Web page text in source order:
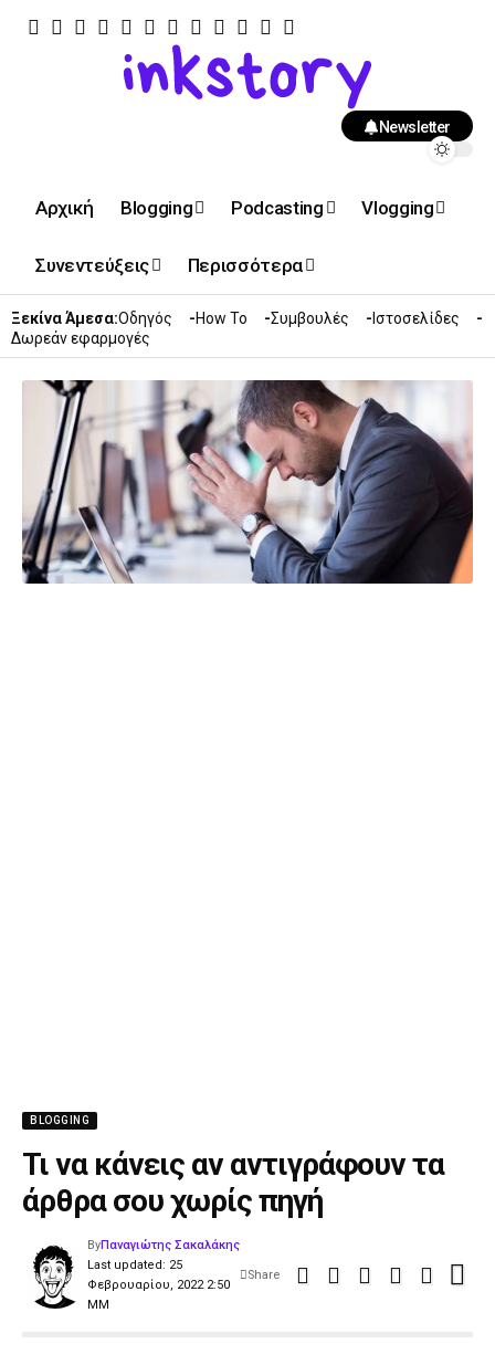
Newsletter
Αρχική Blogging Podcasting Vlogging
Συνεντεύξεις Περισσότερα
Ξεκίνα Άμεσα:Οδηγός How To Συμβουλές
Ιστοσελίδες
Δωρεάν εφαρμογές
BLOGGING
Τι να κάνεις αν αντιγράφουν τα
άρθρα σου χωρίς πηγή
Last updated: 25
Φεβρουαρίου, 2022 2:50
ΜΜ
ByΠαναγιώτης Σακαλάκης
Share